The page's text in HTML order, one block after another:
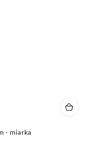
- miarka